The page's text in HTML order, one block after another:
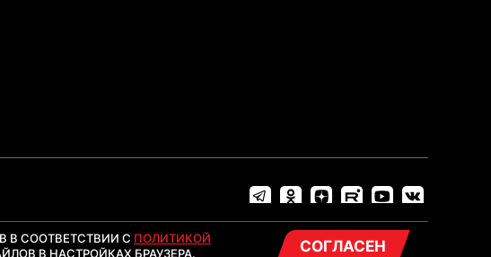
В СООТВЕТСТВИИ С ПОЛИТИКОЙ
В НАСТРОЙКАХ БРАУЗЕРА. СОГЛАСЕН